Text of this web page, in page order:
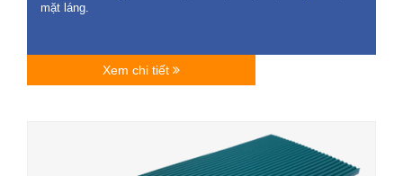
mặt láng.
Xem chi tiết